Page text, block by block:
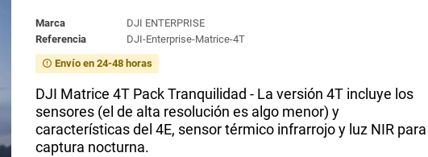
Marca
DJI ENTERPRISE
Referencia
DJI-Enterprise-Matrice-4T
error_outline Envío en 24-48 horas
DJI Matrice 4T Pack Tranquilidad - La versión 4T incluye los
sensores (el de alta resolución es algo menor) y
características del 4E, sensor térmico infrarrojo y luz NIR para
captura nocturna.